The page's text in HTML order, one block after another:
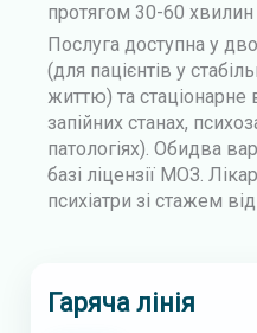
протягом 30-60 хвилин
Послуга доступна у
(для пацієнтів у
життю) та стаціонарне
запійних станах,
патологіях). Обидва
базі ліцензії МОЗ.
психіатри зі стажем
Гаряча лінія